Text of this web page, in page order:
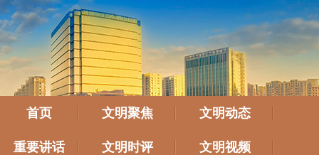
首页 文明聚焦 文明动态
重要讲话 文明时评 文明视频